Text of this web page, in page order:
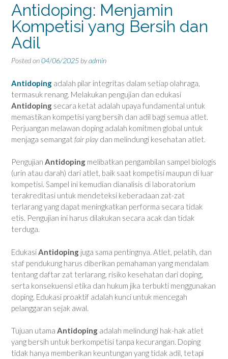
Antidoping: Menjamin
Kompetisi yang Bersih dan
Adil
Posted on04/06/2025 byadmin
Antidoping adalah pilar integritas dalam setiap olahraga,
termasuk renang. Melakukan pengujian dan edukasi
Antidoping secara ketat adalah upaya fundamental untuk
memastikan kompetisi yang bersih dan adil bagi semua atlet.
Perjuangan melawan doping adalah komitmen global untuk
menjaga semangat fair play dan melindungi kesehatan atlet.
Pengujian Antidoping melibatkan pengambilan sampel biologis
(urin atau darah) dari atlet, baik saat kompetisi maupun di luar
kompetisi. Sampel ini kemudian dianalisis di laboratorium
terakreditasi untuk mendeteksi keberadaan zat-zat
terlarang yang dapat meningkatkan performa secara tidak
etis. Pengujian ini harus dilakukan secara acak dan tidak
terduga.
Edukasi Antidoping juga sama pentingnya. Atlet, pelatih, dan
staf pendukung harus diberikan pemahaman yang mendalam
tentang daftar zat terlarang, risiko kesehatan dari doping,
serta konsekuensi etika dan hukum jika terbukti menggunakan
doping. Edukasi proaktif adalah kunci untuk mencegah
pelanggaran sejak awal.
Tujuan utama Antidoping adalah melindungi hak-hak atlet
yang bersih untuk berkompetisi tanpa kecurangan. Doping
tidak hanya memberikan keuntungan yang tidak adil, tetapi